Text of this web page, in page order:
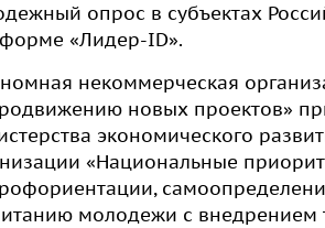
опрос в субъектах
«Лидер-ID».
некоммерческая
новых проектов»
экономического
«Национальные
молодежи с внедрением